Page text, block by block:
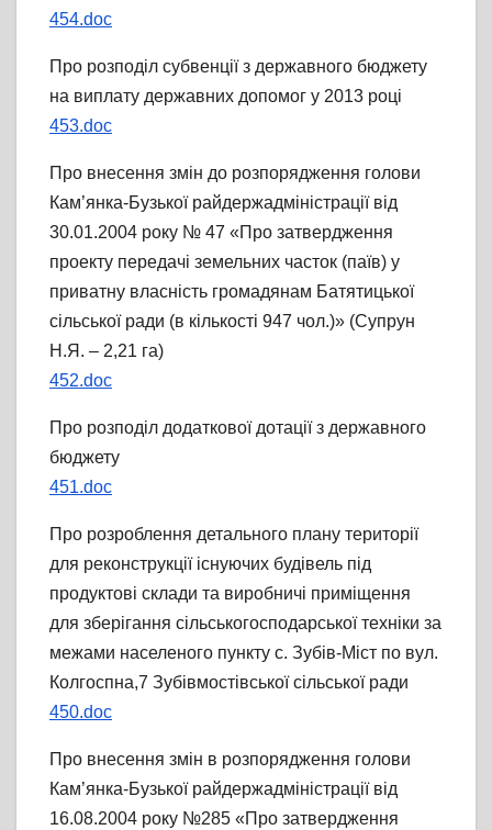
454.doc
Про розподіл субвенції з державного бюджету
на виплату державних допомог у 2013 році
453.doc
Про внесення змін до розпорядження голови
Кам’янка-Бузької райдержадміністрації від
30.01.2004 року № 47 «Про затвердження
проекту передачі земельних часток (паїв) у
приватну власність громадянам Батятицької
сільської ради (в кількості 947 чол.)» (Супрун
Н.Я. – 2,21 га)
452.doc
Про розподіл додаткової дотації з державного
бюджету
451.doc
Про розроблення детального плану території
для реконструкції існуючих будівель під
продуктові склади та виробничі приміщення
для зберігання сільськогосподарської техніки за
межами населеного пункту с. Зубів-Міст по вул.
Колгоспна,7 Зубівмостівської сільської ради
450.doc
Про внесення змін в розпорядження голови
Кам’янка-Бузької райдержадміністрації від
16.08.2004 року №285 «Про затвердження